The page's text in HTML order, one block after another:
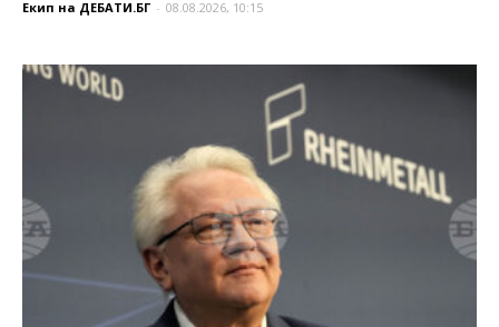
Екип на ДЕБАТИ.БГ - 08.08.2026, 10:15